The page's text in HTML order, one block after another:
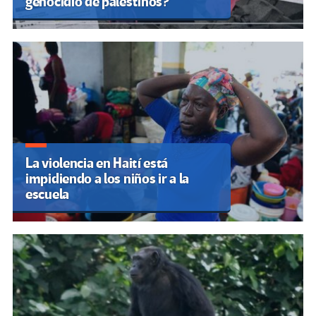
La violencia en Haití está
impidiendo a los niños ir a la
escuela